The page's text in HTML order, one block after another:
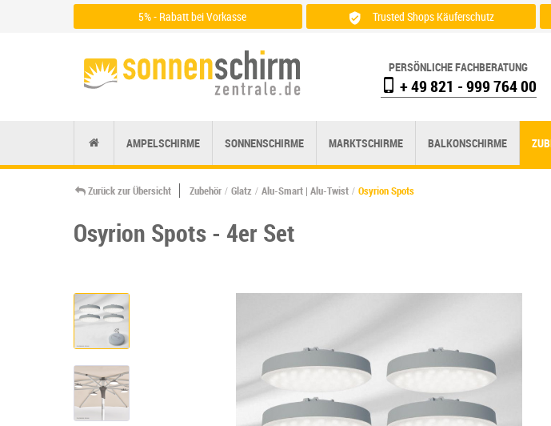
5% - Rabatt bei Vorkasse
Trusted Shops Käuferschutz
PERSÖNLICHE FACHBERATUNG
+ 49 821 - 999 764 00
AMPELSCHIRME SONNENSCHIRME MARKTSCHIRME BALKONSCHIRME
Zurück zur Übersicht Zubehör Glatz Alu-Smart | Alu-Twist Osyrion Spots
Osyrion Spots - 4er Set